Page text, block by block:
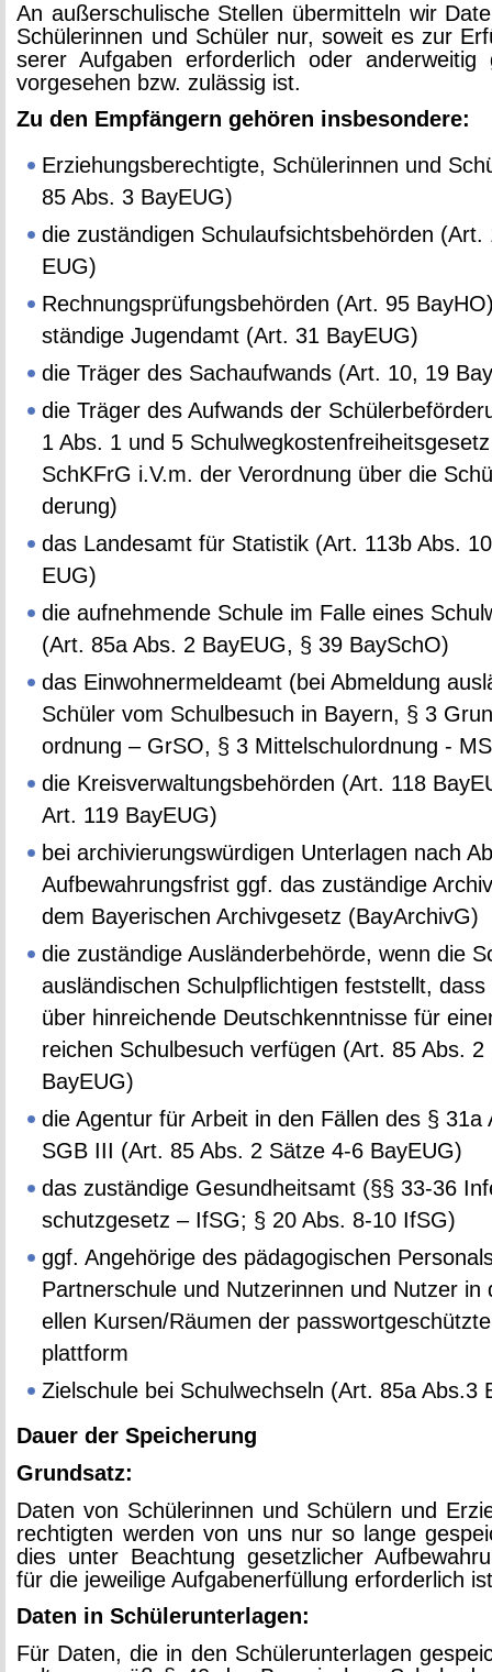
An au­ßer­schu­li­sche Stel­len über­mit­teln wir
Schü­le­rin­nen und Schü­ler nur, so­weit es zur
se­rer Auf­ga­ben er­for­der­lich oder an­der­wei­tig
vor­ge­se­hen bzw. zu­läs­sig ist.
Zu den Emp­fän­gern ge­hö­ren ins­be­son­de­re:
Er­zie­hungs­be­rech­tig­te, Schü­le­rin­nen und
85 Abs. 3 Ba­y­EUG)
die zu­stän­di­gen Schul­auf­sichts­be­hör­den
EUG)
Rech­nungs­prü­fungs­be­hör­den (Art. 95
stän­di­ge Ju­gend­amt (Art. 31 Ba­y­EUG)
die Trä­ger des Sach­auf­wands (Art. 10, 19
die Trä­ger des Auf­wands der
1 Abs. 1 und 5
SchKFrG i.V.m. der Ver­ord­nung über die
de­rung)
das Lan­des­amt für Sta­tis­tik (Art. 113b Abs.
EUG)
die auf­neh­men­de Schu­le im Falle eines
(Art. 85a Abs. 2 Ba­y­EUG, § 39 Bay­SchO)
das Ein­woh­ner­mel­de­amt (bei Ab­mel­dung
Schü­ler vom Schul­be­such in Bay­ern, § 3
ord­nung – GrSO, § 3 Mit­tel­schul­ord­nung -
die Kreis­ver­wal­tungs­be­hör­den (Art. 118
Art. 119 Ba­y­EUG)
bei ar­chi­vie­rungs­wür­di­gen Un­ter­la­gen nach
Auf­be­wah­rungs­frist ggf. das zu­stän­di­ge
dem Baye­ri­schen Ar­chiv­ge­setz (Ba­y­Ar­chivG)
die zu­stän­di­ge Aus­län­der­be­hör­de, wenn die
aus­län­di­schen Schul­pflich­ti­gen fest­stellt,
über hin­rei­chen­de Deutsch­kennt­nis­se für
rei­chen Schul­be­such ver­fü­gen (Art. 85 Abs. 2
Ba­y­EUG)
die Agen­tur für Ar­beit in den Fäl­len des § 31a
SGB III (Art. 85 Abs. 2 Sätze 4-6 Ba­y­EUG)
das zu­stän­di­ge Ge­sund­heits­amt (§§ 33-36
schutz­ge­setz – IfSG; § 20 Abs. 8-10 IfSG)
ggf. An­ge­hö­ri­ge des päd­ago­gi­schen
Part­ner­schu­le und Nut­ze­rin­nen und Nut­zer
el­len Kur­sen/Räu­men der
platt­form
Ziel­schu­le bei Schul­wech­seln (Art. 85a Abs.3
Dauer der Spei­che­rung
Grund­satz:
Daten von Schü­le­rin­nen und Schü­lern und
rech­tig­ten wer­den von uns nur so lange
dies unter Be­ach­tung ge­setz­li­cher
für die je­wei­li­ge Auf­ga­ben­er­fül­lung er­for­der­lich
Daten in Schü­ler­un­ter­la­gen:
Für Daten, die in den Schü­ler­un­ter­la­gen